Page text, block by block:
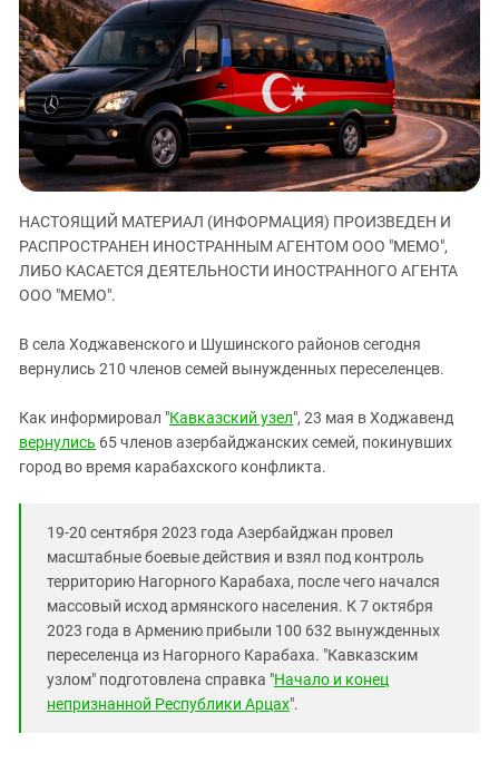
ЗАСТАВЛЯЕТ
КАВКАЗ ЗА ПАЛЕСТИНУ
ИНАКОМЫСЛИЕ В ЧЕЧНЕ
ПРЕСЛЕДОВАНИЕ АКТИВИСТОВ
МОБИЛИЗАЦИЯ И ПРОТЕСТЫ
Дагестан
Ингушетия
Кабардино-Балкария
Калмыкия
Карачаево-Черкесия
Краснодарский край
Нагорный Карабах
Ростовская область
СКФО
Южная Осетия
ЮФО
НАСТОЯЩИЙ МАТЕРИАЛ (ИНФОРМАЦИЯ) ПРОИЗВЕДЕН И
РАСПРОСТРАНЕН ИНОСТРАННЫМ АГЕНТОМ ООО "МЕМО",
ЛИБО КАСАЕТСЯ ДЕЯТЕЛЬНОСТИ ИНОСТРАННОГО АГЕНТА
ООО "МЕМО".
В села Ходжавенского и Шушинского районов сегодня
вернулись 210 членов семей вынужденных переселенцев.
Как информировал "Кавказский узел", 23 мая в Ходжавенд
вернулись 65 членов азербайджанских семей, покинувших
город во время карабахского конфликта.
19-20 сентября 2023 года Азербайджан провел
масштабные боевые действия и взял под контроль
территорию Нагорного Карабаха, после чего начался
массовый исход армянского населения. К 7 октября
2023 года в Армению прибыли 100 632 вынужденных
переселенца из Нагорного Карабаха. "Кавказским
узлом" подготовлена справка "Начало и конец
непризнанной Республики Арцах".